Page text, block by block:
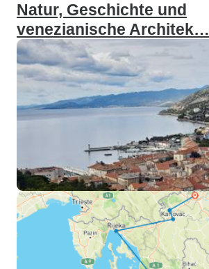
Natur, Geschichte und
venezianische Architek…